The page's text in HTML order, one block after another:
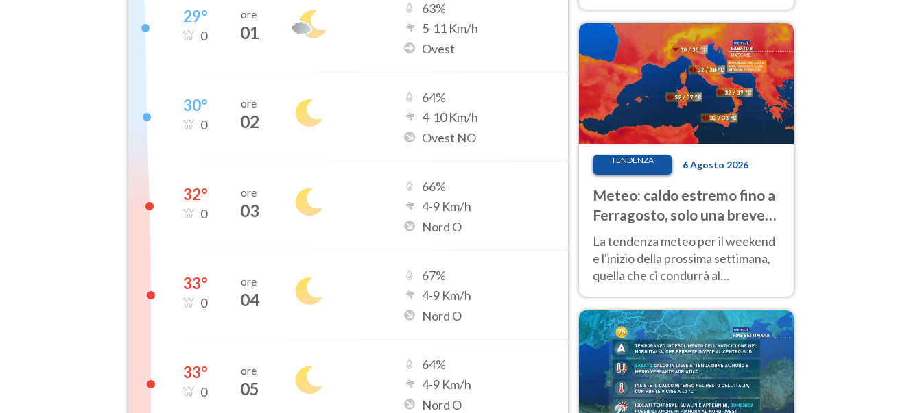
29°
0
ore
01
63%
5-11 Km/h
Ovest
30°
0
ore
02
64%
4-10Km/h
Ovest NO
32°
0
ore
03
66%
4-9 Km/h
Nord O
33°
0
ore
04
67%
4-9 Km/h
Nord O
33°
0
ore
05
64%
4-9 Km/h
Nord O
anche al Nord.
TENDENZA 6 Agosto 2026
Meteo: caldo estremo fino a
Ferragosto, solo una breve
pausa. Ecco dove
La tendenza meteo per il weekend
e l'inizio della prossima settimana,
quella che ci condurrà al
temperature molto elevate